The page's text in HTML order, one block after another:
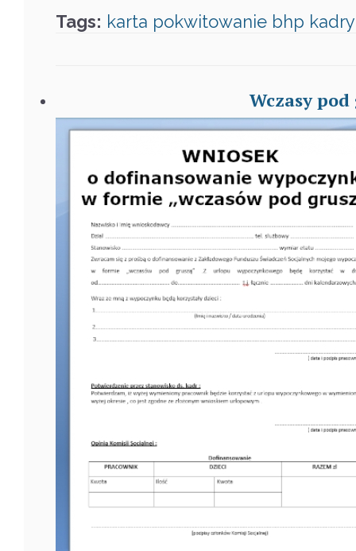
Tags: karta pokwitowanie bhp kadry
Wczasy